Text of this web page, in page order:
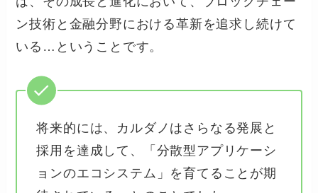
ン技術と金融分野における革新を追求し続けて
いる…ということです。
将来的には、カルダノはさらなる発展と
採用を達成して、「分散型アプリケーシ
ョンのエコシステム」を育てることが期